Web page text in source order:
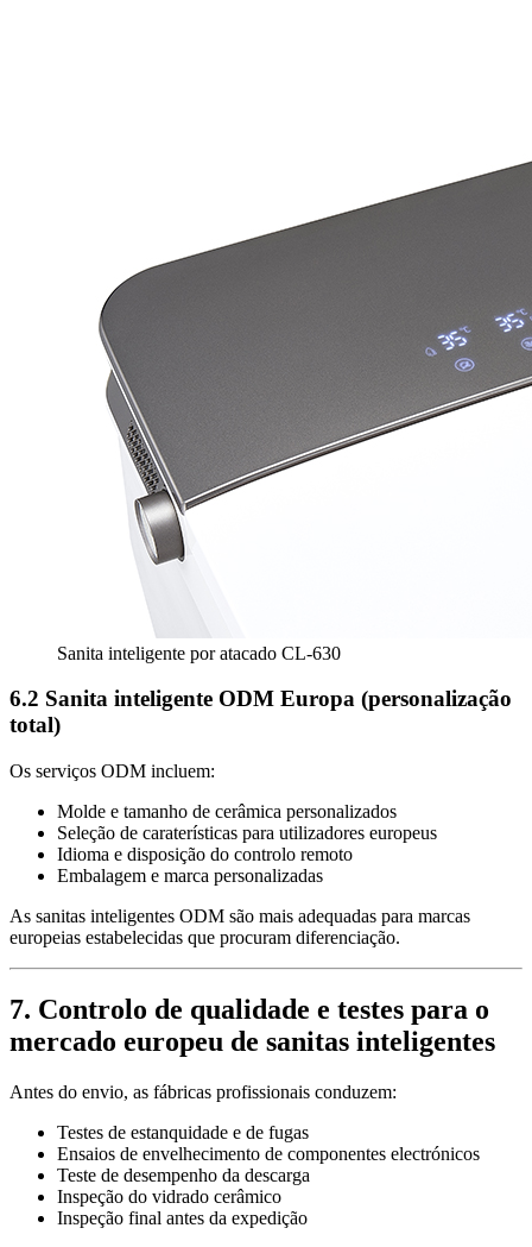
Sanita inteligente por atacado CL-630
6.2 Sanita inteligente ODM Europa (personalização
total)
Os serviços ODM incluem:
Molde e tamanho de cerâmica personalizados
Seleção de caraterísticas para utilizadores europeus
Idioma e disposição do controlo remoto
Embalagem e marca personalizadas
As sanitas inteligentes ODM são mais adequadas para marcas
europeias estabelecidas que procuram diferenciação.
7. Controlo de qualidade e testes para o
mercado europeu de sanitas inteligentes
Antes do envio, as fábricas profissionais conduzem:
Testes de estanquidade e de fugas
Ensaios de envelhecimento de componentes electrónicos
Teste de desempenho da descarga
Inspeção do vidrado cerâmico
Inspeção final antes da expedição